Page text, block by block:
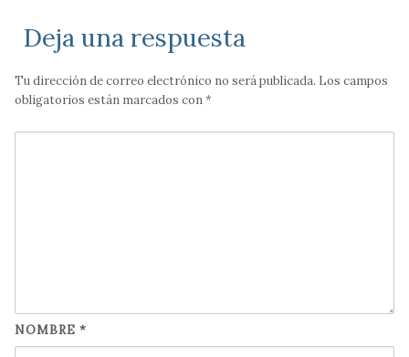
Deja una respuesta
Tu dirección de correo electrónico no será publicada. Los campos
obligatorios están marcados con*
NOMBRE *